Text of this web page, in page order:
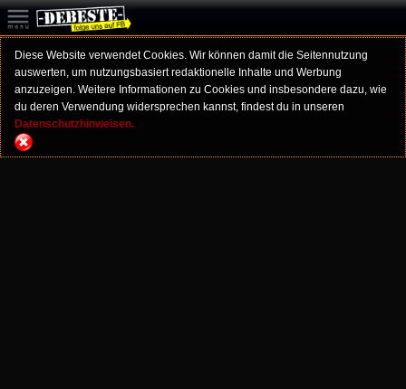
Diese Website verwendet Cookies. Wir können damit die Seitennutzung
auswerten, um nutzungsbasiert redaktionelle Inhalte und Werbung
anzuzeigen. Weitere Informationen zu Cookies und insbesondere dazu, wie
du deren Verwendung widersprechen kannst, findest du in unseren
Datenschutzhinweisen.